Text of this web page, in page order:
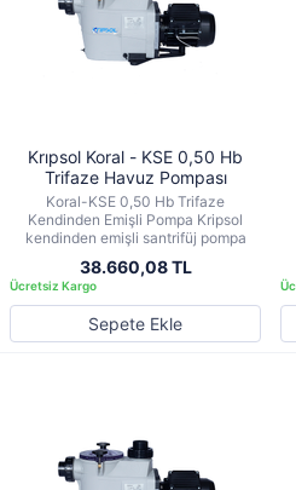
Krıpsol Koral - KSE 0,50 Hb
Trifaze Havuz Pompası
Koral-KSE 0,50 Hb Trifaze
Kendinden Emişli Pompa Kripsol
kendinden emişli santrifüj pompa
38.660,08 TL
Sepete Ekle